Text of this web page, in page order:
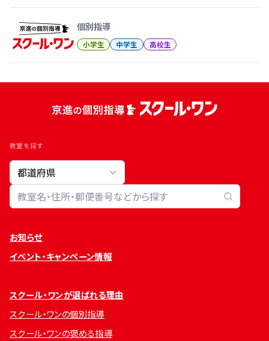
個別指導
小学生 中学生 高校生
教室を探す
教室検索
お知らせ
イベント・キャンペーン情報
スクール・ワンが選ばれる理由
スクール・ワンの個別指導
スクール・ワンの褒める指導